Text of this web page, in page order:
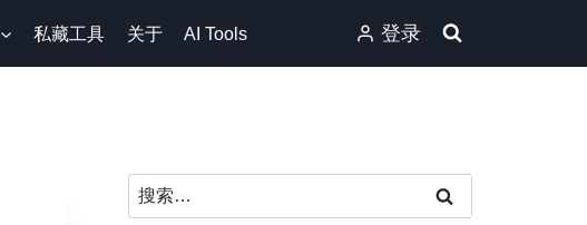
私藏工具 关于 AI Tools 登录
搜
索：